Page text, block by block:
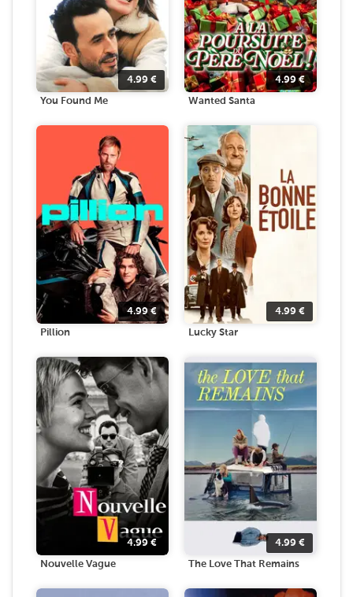
4.99 €
You Found Me
4.99€
Wanted Santa
4.99€
Pillion
4.99 €
Lucky Star
4.99 €
Nouvelle Vague
4.99 €
The Love That Remains